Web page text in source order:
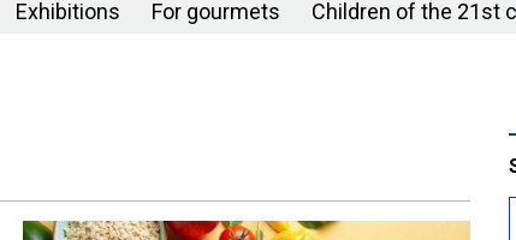
Exhibitions For gourmets Children of the 21st